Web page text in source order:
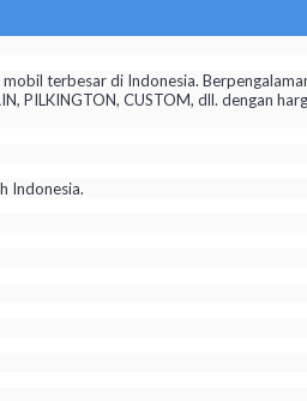
terbesar di Indonesia.
PILKINGTON, CUSTOM, dll. dengan
Indonesia.